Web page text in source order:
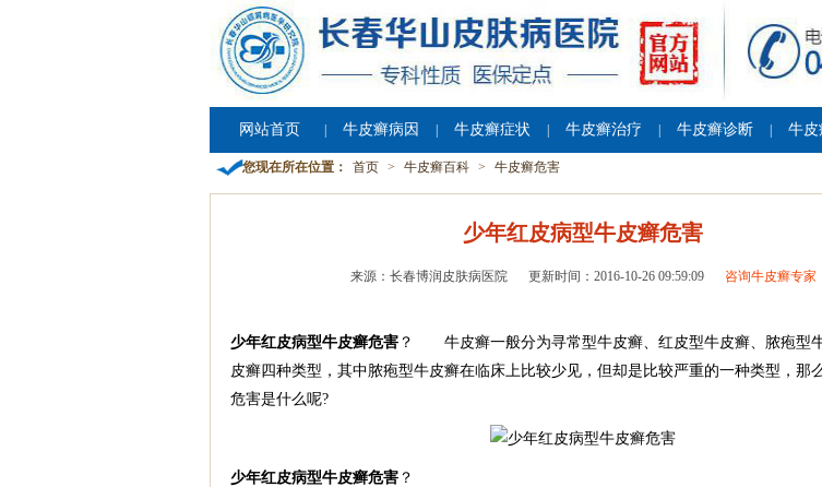
网站首页 牛皮癣病因 牛皮癣症状 牛皮癣治疗 牛皮癣诊断 牛皮
您现在所在位置： 首页 > 牛皮癣百科 > 牛皮癣危害
少年红皮病型牛皮癣危害
来源：长春博润皮肤病医院 更新时间：2016-10-26 09:59:09 咨询牛皮癣专家
少年红皮病型牛皮癣危害 ？ 牛皮癣一般分为寻常型牛皮癣、红皮型牛皮癣、脓疱型
皮癣四种类型，其中脓疱型牛皮癣在临床上比较少见，但却是比较严重的一种类型，那
危害是什么呢?
少年红皮病型牛皮癣危害 ？